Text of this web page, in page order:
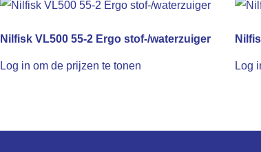
Nilfisk VL500 55-2 Ergo stof-/waterzuiger
Log in om de prijzen te tonen Log